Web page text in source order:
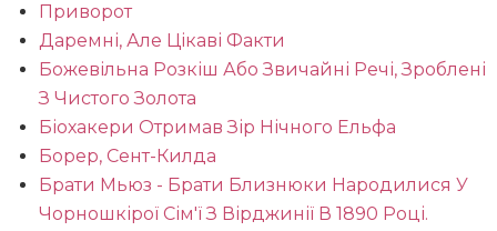
Приворот
Даремні, Але Цікаві Факти
Божевільна Розкіш Або Звичайні Речі, Зроблені
З Чистого Золота
Біохакери Отримав Зір Нічного Ельфа
Борер, Сент-Килда
Брати Мьюз - Брати Близнюки Народилися У
Чорношкірої Сім'ї З Вірджинії В 1890 Році.